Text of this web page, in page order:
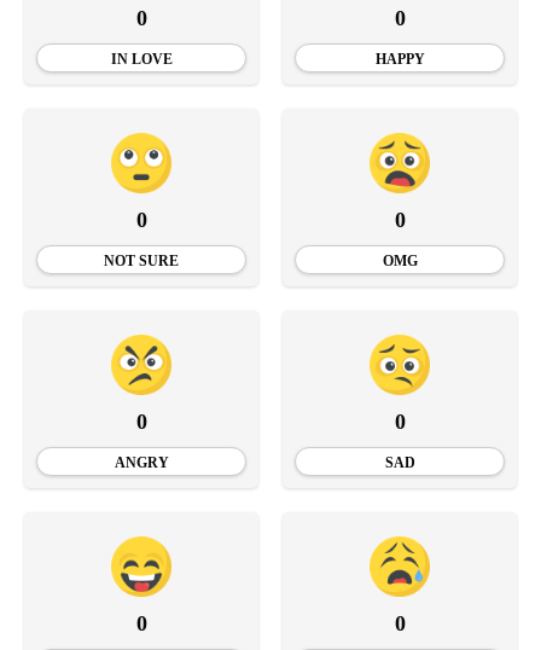
0
IN LOVE
0
HAPPY
0
NOT SURE
0
OMG
0
ANGRY
0
SAD
0 0